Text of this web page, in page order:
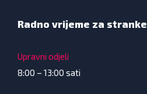
Radno vrijeme za stranke
Upravni odjeli
8:00 – 13:00 sati